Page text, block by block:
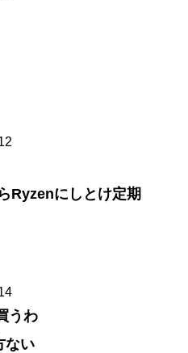
Ryzenにしとけ定期
うわ
ない